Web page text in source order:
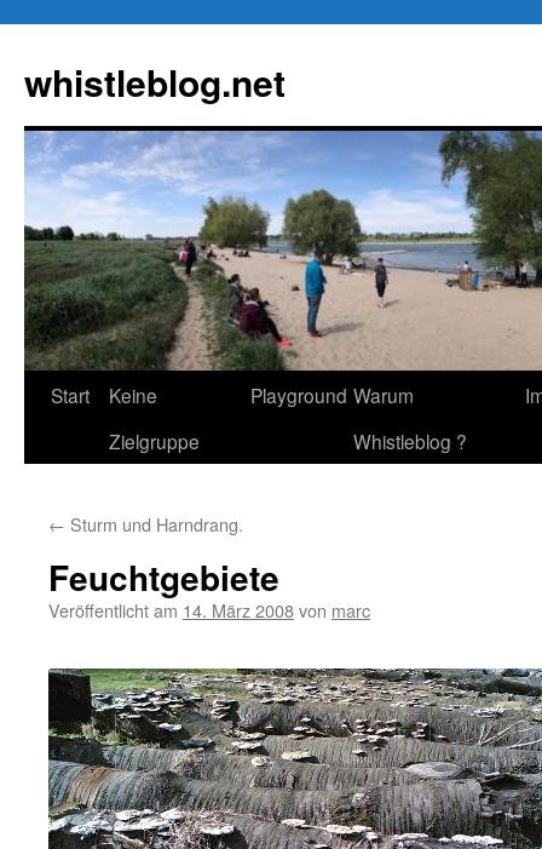
springen
whistleblog.net
Start
Keine
Zielgruppe
Playground Warum
Whistleblog ?
← Sturm und Harndrang.
Feuchtgebiete
Veröffentlicht am 14. März 2008von marc